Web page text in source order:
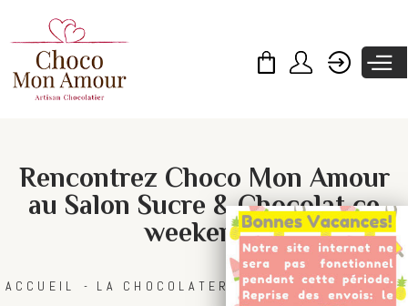
Rencontrez Choco Mon Amour
au Salon Sucre & Chocolat ce
weekend !
ACCUEIL LA CHOCOLATERIE BLOG CHOCOLAT